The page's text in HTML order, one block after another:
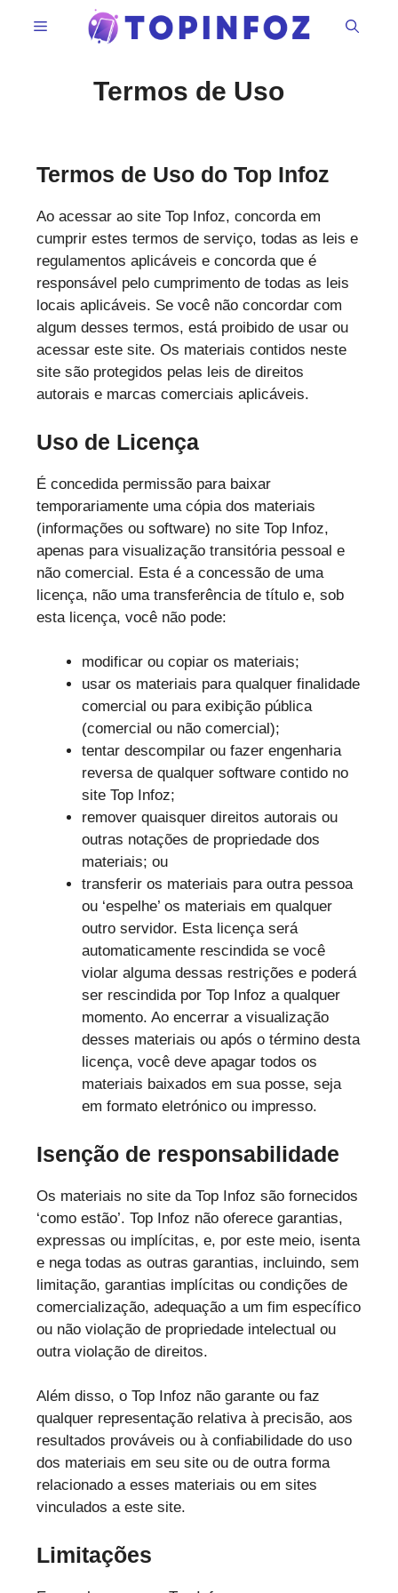
Menu
Termos de Uso
Termos de Uso do Top Infoz
Ao acessar ao site Top Infoz, concorda em
cumprir estes termos de serviço, todas as leis e
regulamentos aplicáveis e concorda que é
responsável pelo cumprimento de todas as leis
locais aplicáveis. Se você não concordar com
algum desses termos, está proibido de usar ou
acessar este site. Os materiais contidos neste
site são protegidos pelas leis de direitos
autorais e marcas comerciais aplicáveis.
Uso de Licença
É concedida permissão para baixar
temporariamente uma cópia dos materiais
(informações ou software) no site Top Infoz,
apenas para visualização transitória pessoal e
não comercial. Esta é a concessão de uma
licença, não uma transferência de título e, sob
esta licença, você não pode:
modificar ou copiar os materiais;
usar os materiais para qualquer finalidade
comercial ou para exibição pública
(comercial ou não comercial);
tentar descompilar ou fazer engenharia
reversa de qualquer software contido no
site Top Infoz;
remover quaisquer direitos autorais ou
outras notações de propriedade dos
materiais; ou
transferir os materiais para outra pessoa
ou ‘espelhe’ os materiais em qualquer
outro servidor. Esta licença será
automaticamente rescindida se você
violar alguma dessas restrições e poderá
ser rescindida por Top Infoz a qualquer
momento. Ao encerrar a visualização
desses materiais ou após o término desta
licença, você deve apagar todos os
materiais baixados em sua posse, seja
em formato eletrónico ou impresso.
Isenção de responsabilidade
Os materiais no site da Top Infoz são fornecidos
‘como estão’. Top Infoz não oferece garantias,
expressas ou implícitas, e, por este meio, isenta
e nega todas as outras garantias, incluindo, sem
limitação, garantias implícitas ou condições de
comercialização, adequação a um fim específico
ou não violação de propriedade intelectual ou
outra violação de direitos.
Além disso, o Top Infoz não garante ou faz
qualquer representação relativa à precisão, aos
resultados prováveis ou à confiabilidade do uso
dos materiais em seu site ou de outra forma
relacionado a esses materiais ou em sites
vinculados a este site.
Limitações